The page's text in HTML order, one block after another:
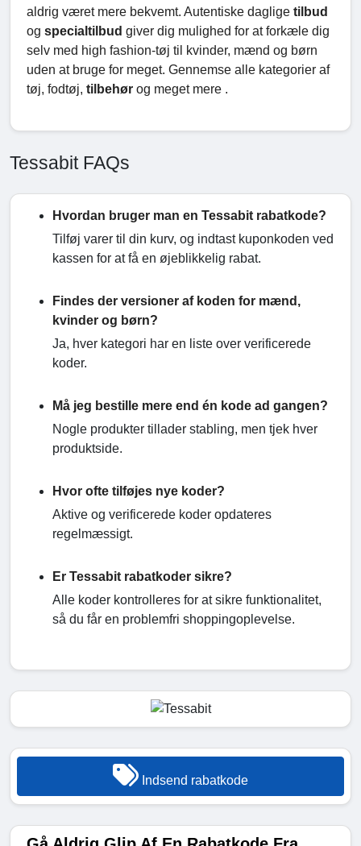
aldrig været mere bekvemt. Autentiske daglige tilbud
og specialtilbud giver dig mulighed for at forkæle dig
selv med high fashion-tøj til kvinder, mænd og børn
uden at bruge for meget. Gennemse alle kategorier af
tøj, fodtøj, tilbehør og meget mere .
Tessabit FAQs
Hvordan bruger man en Tessabit rabatkode?
Tilføj varer til din kurv, og indtast kuponkoden ved
kassen for at få en øjeblikkelig rabat.
Findes der versioner af koden for mænd,
kvinder og børn?
Ja, hver kategori har en liste over verificerede
koder.
Må jeg bestille mere end én kode ad gangen?
Nogle produkter tillader stabling, men tjek hver
produktside.
Hvor ofte tilføjes nye koder?
Aktive og verificerede koder opdateres
regelmæssigt.
Er Tessabit rabatkoder sikre?
Alle koder kontrolleres for at sikre funktionalitet,
så du får en problemfri shoppingoplevelse.
Indsend rabatkode